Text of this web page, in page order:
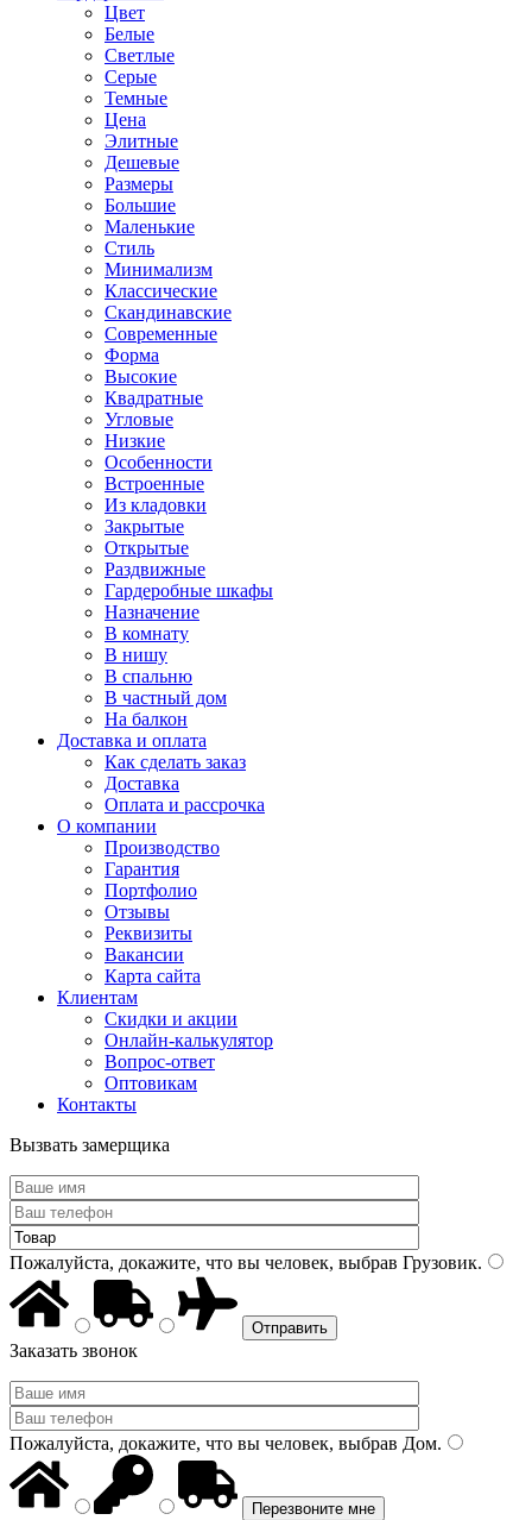
Цвет
Белые
Светлые
Серые
Темные
Цена
Элитные
Дешевые
Размеры
Большие
Маленькие
Стиль
Минимализм
Классические
Скандинавские
Современные
Форма
Высокие
Квадратные
Угловые
Низкие
Особенности
Встроенные
Из кладовки
Закрытые
Открытые
Раздвижные
Гардеробные шкафы
Назначение
В комнату
В нишу
В спальню
В частный дом
На балкон
Доставка и оплата
Как сделать заказ
Доставка
Оплата и рассрочка
О компании
Производство
Гарантия
Портфолио
Отзывы
Реквизиты
Вакансии
Карта сайта
Клиентам
Скидки и акции
Онлайн-калькулятор
Вопрос-ответ
Оптовикам
Контакты
Вызвать замерщика
Пожалуйста, докажите, что вы человек, выбрав Грузовик.
Заказать звонок
Пожалуйста, докажите, что вы человек, выбрав Дом.